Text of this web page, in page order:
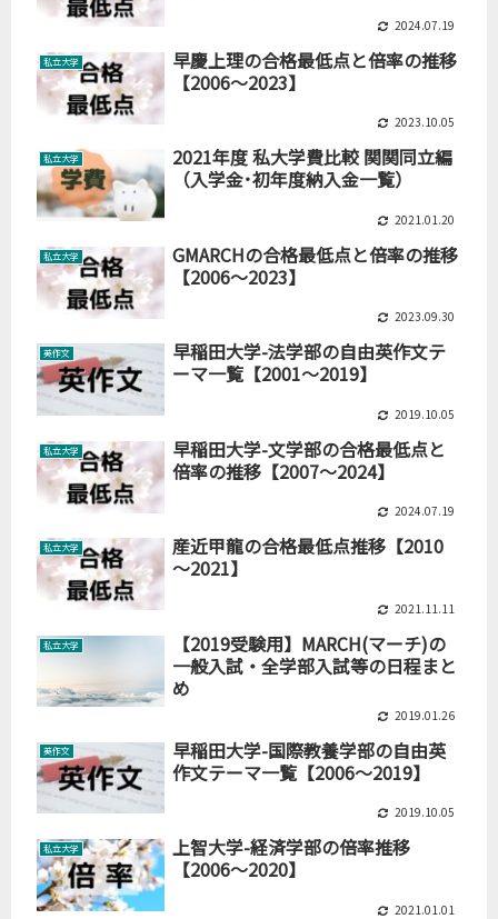
2024.07.19
私立大学
早慶上理の合格最低点と倍率の推移
【2006～2023】
2023.10.05
私立大学
2021年度 私大学費比較 関関同立編
（入学金･初年度納入金一覧）
2021.01.20
私立大学
GMARCHの合格最低点と倍率の推移
【2006～2023】
2023.09.30
英作文
早稲田大学-法学部の自由英作文テ
ーマ一覧【2001～2019】
2019.10.05
私立大学
早稲田大学-文学部の合格最低点と
倍率の推移【2007～2024】
2024.07.19
私立大学
産近甲龍の合格最低点推移【2010
～2021】
2021.11.11
私立大学
【2019受験用】MARCH(マーチ)の
一般入試・全学部入試等の日程まと
め
2019.01.26
英作文
早稲田大学-国際教養学部の自由英
作文テーマ一覧【2006～2019】
2019.10.05
私立大学
上智大学-経済学部の倍率推移
【2006～2020】
2021.01.01